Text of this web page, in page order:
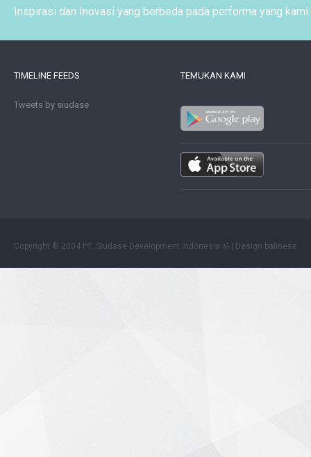
Inspirasi dan Inovasi yang berbeda pada performa yang kami
TIMELINE FEEDS
Tweets by siudase
TEMUKAN KAMI
Copyright © 2004 PT. Siudase Development Indonesia ॐ | Design balinese